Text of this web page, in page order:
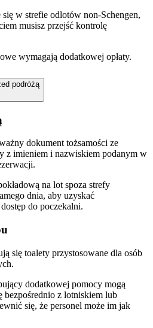
w strefie odlotów non-Schengen,
musisz przejść kontrolę
wymagają dodatkowej opłaty.
podróżą
dokument tożsamości ze
z imieniem i nazwiskiem podanym w
na lot spoza strefy
dnia, aby uzyskać
do poczekalni.
się toalety przystosowane dla osób
dodatkowej pomocy mogą
bezpośrednio z lotniskiem lub
się, że personel może im jak